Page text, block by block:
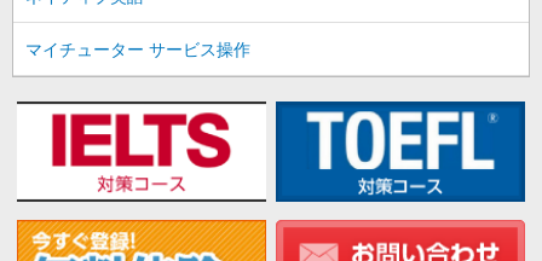
マイチューター サービス操作